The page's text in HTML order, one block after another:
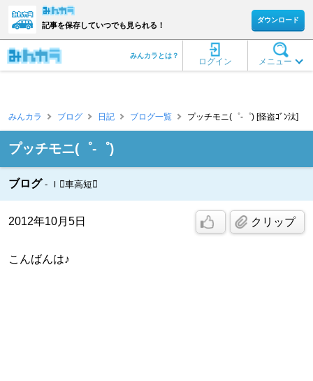
記事を保存していつでも見られる！
ダウンロード
メニュー
ログイン
みんカラとは？
みんカラ ブログ 日記 ブログ一覧 プッチモニ(゜-゜) [怪盗ｺﾞﾝ汰]
プッチモニ(゜-゜)
ブログ Ｉ車高短
2012年10月5日 クリップ
こんばんは♪